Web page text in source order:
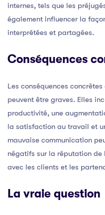
internes, tels que les
également influencer la
interprétées et partagées.
Conséquences
Les conséquences
peuvent être graves. Elles
productivité, une
la satisfaction au travail et
mauvaise communication
négatifs sur la réputation de
avec les clients et les
La vraie question